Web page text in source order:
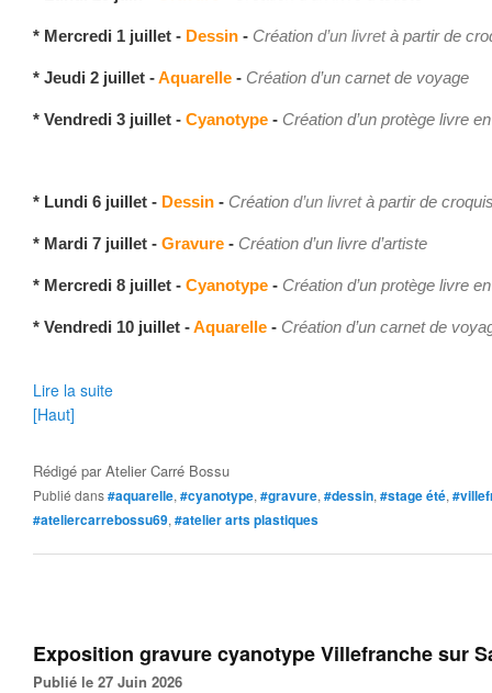
* Mercredi 1 juillet - Dessin - Création d’un livretà partir de
* Jeudi 2 juillet -Aquarelle - Création d’un carnet de voyage
* Vendredi 3 juillet - Cyanotype - Création d’un protège livre
* Lundi 6 juillet - Dessin - Création d’un livretà partir de
* Mardi 7 juillet - Gravure - Création d’un livre d’artiste
* Mercredi 8 juillet - Cyanotype - Création d’un protège livre
* Vendredi 10 juillet -Aquarelle - Création d’un carnet de
Lire la suite
[Haut]
Rédigé parAtelier Carré Bossu
Publié dans#aquarelle, #cyanotype, #gravure, #dessin, #stage été,
#ateliercarrebossu69, #atelier arts plastiques
Exposition gravure cyanotype Villefranche sur
Publié le 27 Juin 2026